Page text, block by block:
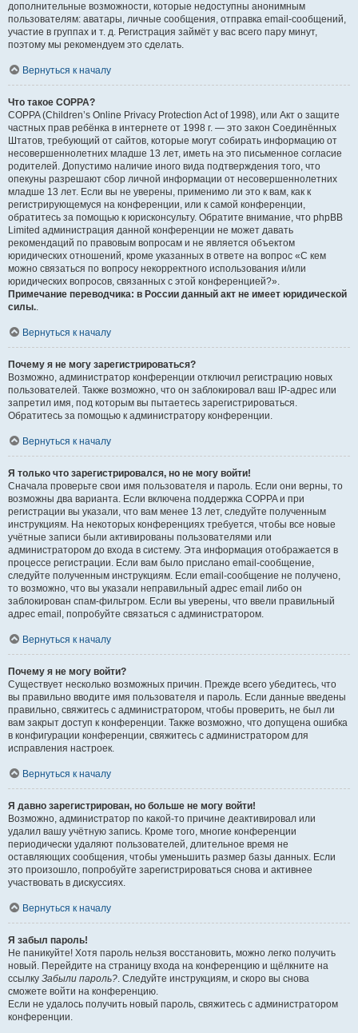
дополнительные возможности, которые недоступны анонимным
пользователям: аватары, личные сообщения, отправка email-сообщений,
участие в группах и т. д. Регистрация займёт у вас всего пару минут,
поэтому мы рекомендуем это сделать.
Вернуться к началу
Что такое COPPA?
COPPA (Children’s Online Privacy Protection Act of 1998), или Акт о защите
частных прав ребёнка в интернете от 1998 г. — это закон Соединённых
Штатов, требующий от сайтов, которые могут собирать информацию от
несовершеннолетних младше 13 лет, иметь на это письменное согласие
родителей. Допустимо наличие иного вида подтверждения того, что
опекуны разрешают сбор личной информации от несовершеннолетних
младше 13 лет. Если вы не уверены, применимо ли это к вам, как к
регистрирующемуся на конференции, или к самой конференции,
обратитесь за помощью к юрисконсульту. Обратите внимание, что phpBB
Limited администрация данной конференции не может давать
рекомендаций по правовым вопросам и не является объектом
юридических отношений, кроме указанных в ответе на вопрос «С кем
можно связаться по вопросу некорректного использования и/или
юридических вопросов, связанных с этой конференцией?».
Примечание переводчика: в России данный акт не имеет юридической
силы..
Вернуться к началу
Почему я не могу зарегистрироваться?
Возможно, администратор конференции отключил регистрацию новых
пользователей. Также возможно, что он заблокировал ваш IP-адрес или
запретил имя, под которым вы пытаетесь зарегистрироваться.
Обратитесь за помощью к администратору конференции.
Вернуться к началу
Я только что зарегистрировался, но не могу войти!
Сначала проверьте свои имя пользователя и пароль. Если они верны, то
возможны два варианта. Если включена поддержка COPPA и при
регистрации вы указали, что вам менее 13 лет, следуйте полученным
инструкциям. На некоторых конференциях требуется, чтобы все новые
учётные записи были активированы пользователями или
администратором до входа в систему. Эта информация отображается в
процессе регистрации. Если вам было прислано email-сообщение,
следуйте полученным инструкциям. Если email-сообщение не получено,
то возможно, что вы указали неправильный адрес email либо он
заблокирован спам-фильтром. Если вы уверены, что ввели правильный
адрес email, попробуйте связаться с администратором.
Вернуться к началу
Почему я не могу войти?
Существует несколько возможных причин. Прежде всего убедитесь, что
вы правильно вводите имя пользователя и пароль. Если данные введены
правильно, свяжитесь с администратором, чтобы проверить, не был ли
вам закрыт доступ к конференции. Также возможно, что допущена ошибка
в конфигурации конференции, свяжитесь с администратором для
исправления настроек.
Вернуться к началу
Я давно зарегистрирован, но больше не могу войти!
Возможно, администратор по какой-то причине деактивировал или
удалил вашу учётную запись. Кроме того, многие конференции
периодически удаляют пользователей, длительное время не
оставляющих сообщения, чтобы уменьшить размер базы данных. Если
это произошло, попробуйте зарегистрироваться снова и активнее
участвовать в дискуссиях.
Вернуться к началу
Я забыл пароль!
Не паникуйте! Хотя пароль нельзя восстановить, можно легко получить
новый. Перейдите на страницу входа на конференцию и щёлкните на
ссылку Забыли пароль?. Следуйте инструкциям, и скоро вы снова
сможете войти на конференцию.
Если не удалось получить новый пароль, свяжитесь с администратором
конференции.